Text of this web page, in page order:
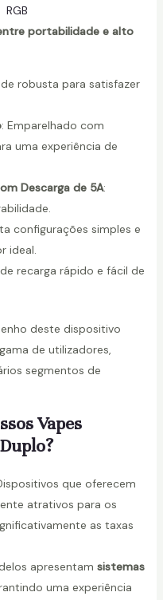
RGB
portabilidade e alto
robusta para satisfazer
: Emparelhado com
uma experiência de
Descarga de 5A:
configurações simples e
ideal.
recarga rápido e fácil de
deste dispositivo
de utilizadores,
segmentos de
Vapes
que oferecem
atrativos para os
as taxas
apresentam sistemas
uma experiência